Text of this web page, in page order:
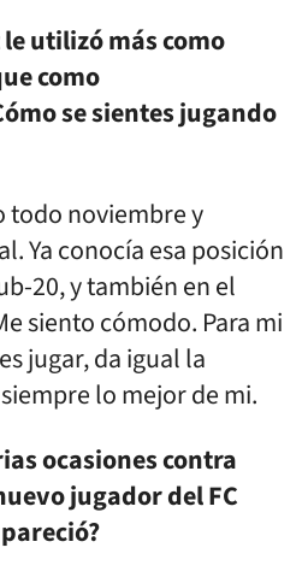
utilizó más como
como
se sientes jugando
todo noviembre y
Ya conocía esa posición
20, y también en el
siento cómodo. Para mi
jugar, da igual la
lo mejor de mi.
ocasiones contra
jugador del FC